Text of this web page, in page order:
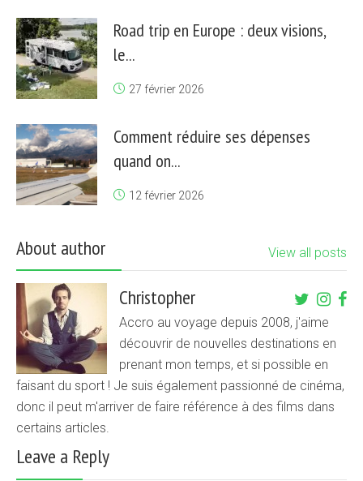
Road trip en Europe : deux visions,
le...
27 février 2026
Comment réduire ses dépenses
quand on...
12 février 2026
About author View all posts
Christopher
Accro au voyage depuis 2008, j'aime
découvrir de nouvelles destinations en
prenant mon temps, et si possible en
faisant du sport ! Je suis également passionné de cinéma,
donc il peut m'arriver de faire référence à des films dans
certains articles.
Leave a Reply